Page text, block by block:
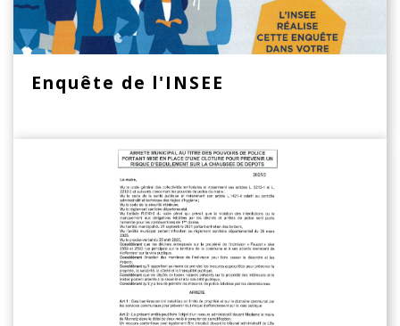
Enquête de l'INSEE